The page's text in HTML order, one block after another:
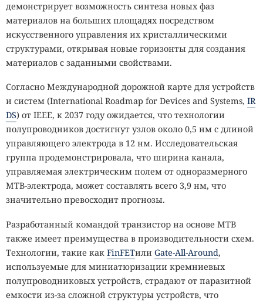
демонстрирует возможность синтеза новых фаз
материалов на больших площадях посредством
искусственного управления их кристаллическими
структурами, открывая новые горизонты для создания
материалов с заданными свойствами.
Согласно Международной дорожной карте для устройств
и систем (International Roadmap for Devices and Systems, IR
DS) от IEEE, к 2037 году ожидается, что технологии
полупроводников достигнут узлов около 0,5 нм с длиной
управляющего электрода в 12 нм. Исследовательская
группа продемонстрировала, что ширина канала,
управляемая электрическим полем от одноразмерного
MTB-электрода, может составлять всего 3,9 нм, что
значительно превосходит прогнозы.
Разработанный командой транзистор на основе MTB
также имеет преимущества в производительности схем.
Технологии, такие как FinFETили Gate-All-Around,
используемые для миниатюризации кремниевых
полупроводниковых устройств, страдают от паразитной
емкости из-за сложной структуры устройств, что